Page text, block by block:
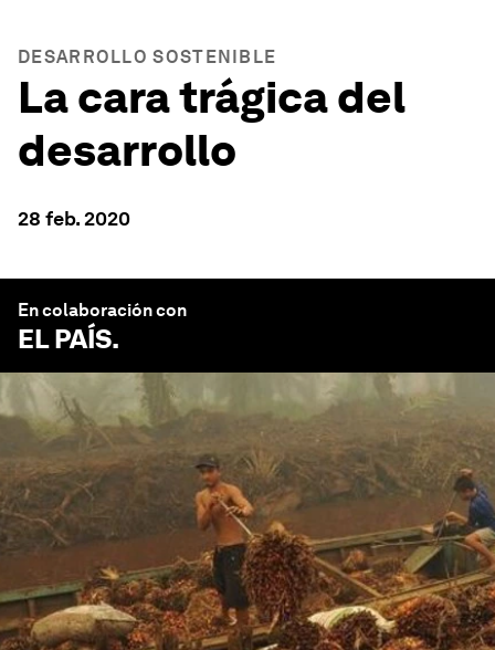
DESARROLLO SOSTENIBLE
La cara trágica del
desarrollo
28 feb. 2020
En colaboración con
EL PAÍS.